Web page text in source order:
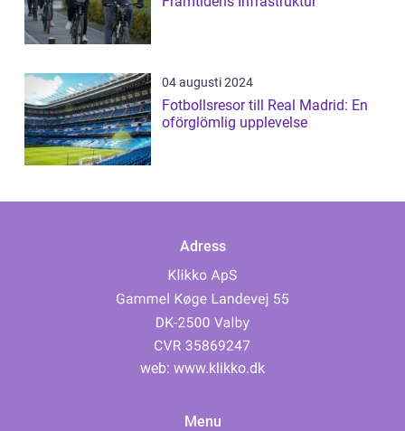
04 augusti 2024
Fotbollsresor till Real Madrid: En
oförglömlig upplevelse
Adress
web: www.klikko.dk
Menu